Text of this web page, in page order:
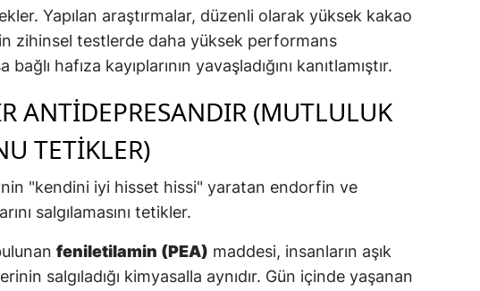
Kahramanmaraş
Muş
Rize
Yapılan araştırmalar, düzenli olarak yüksek kakao
zihinsel testlerde daha yüksek performans
hafıza kayıplarının yavaşladığını kanıtlamıştır.
ANTIDEPRESANDIR (MUTLULUK
TETIKLER)
"kendini iyi hisset hissi" yaratan endorfin ve
salgılamasını tetikler.
feniletilamin (PEA) maddesi, insanların aşık
salgıladığı kimyasalla aynıdır. Gün içinde yaşanan